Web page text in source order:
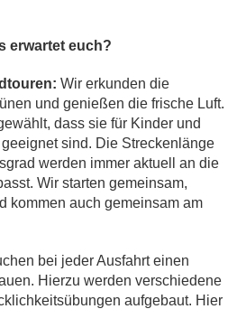
erwartet euch?
Wir erkunden die
und genießen die frische Luft.
dass sie für Kinder und
sind. Die Streckenlänge
werden immer aktuell an die
Wir starten gemeinsam,
kommen auch gemeinsam am
bei jeder Ausfahrt einen
Hierzu werden verschiedene
aufgebaut. Hier